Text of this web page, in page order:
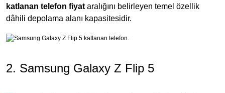
katlanan telefon fiyat aralığını belirleyen temel özellik
dâhili depolama alanı kapasitesidir.
2. Samsung Galaxy Z Flip 5